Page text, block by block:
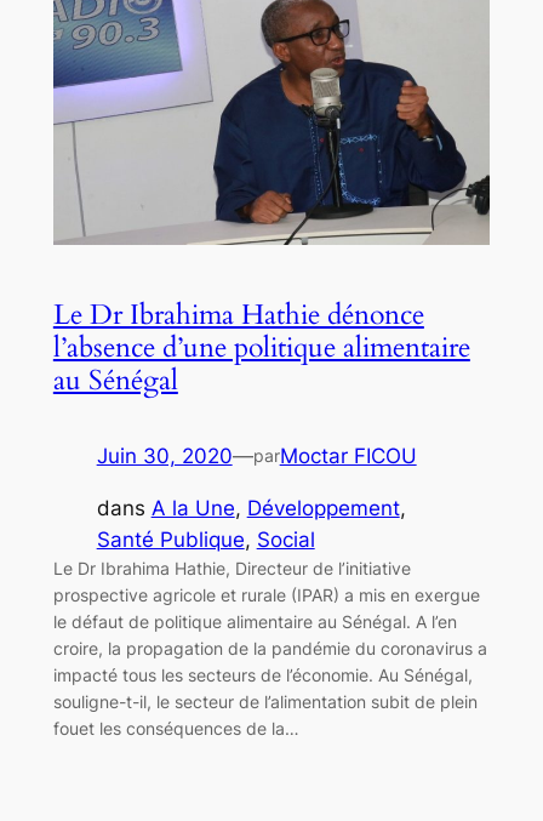
Le Dr Ibrahima Hathie dénonce
l’absence d’une politique alimentaire
au Sénégal
Juin 30, 2020—parMoctar FICOU
dans A la Une, Développement
Santé Publique, Social
Le Dr Ibrahima Hathie, Directeur de l’initiative
prospective agricole et rurale (IPAR) a mis en exergue
le défaut de politique alimentaire au Sénégal. A l’en
croire, la propagation de la pandémie du coronavirus a
impacté tous les secteurs de l’économie. Au Sénégal,
souligne-t-il, le secteur de l’alimentation subit de plein
fouet les conséquences de la…